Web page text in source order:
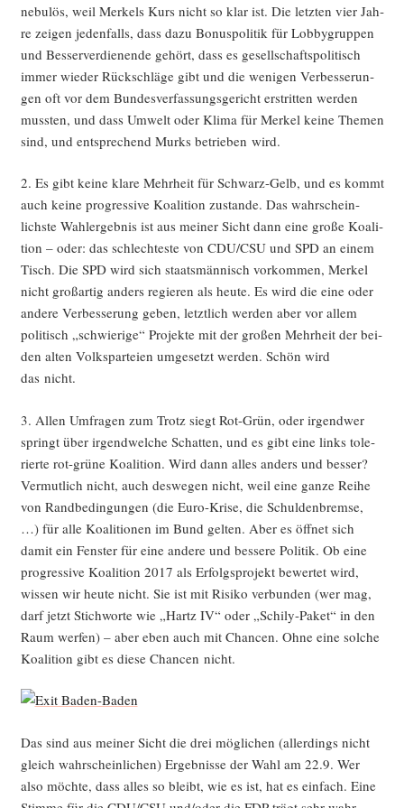
nebu­lös, weil Mer­kels Kurs nicht so klar ist. Die letz­ten vier Jah­
re zei­gen jeden­falls, dass dazu Bonus­po­li­tik für Lob­by­grup­pen
und Bes­ser­ver­die­nen­de gehört, dass es gesell­schafts­po­li­tisch
immer wie­der Rück­schlä­ge gibt und die weni­gen Ver­bes­se­run­
gen oft vor dem Bun­des­ver­fas­sungs­ge­richt erstrit­ten wer­den
muss­ten, und dass Umwelt oder Kli­ma für Mer­kel kei­ne The­men
sind, und ent­spre­chend Murks betrie­ben wird.
2. Es gibt kei­ne kla­re Mehr­heit für Schwarz-Gelb, und es kommt
auch kei­ne pro­gres­si­ve Koali­ti­on zustan­de. Das wahr­schein­
lichs­te Wahl­er­geb­nis ist aus mei­ner Sicht dann eine gro­ße Koali­
ti­on – oder: das schlech­tes­te von CDU/CSU und SPD an einem
Tisch. Die SPD wird sich staats­män­nisch vor­kom­men, Mer­kel
nicht groß­ar­tig anders regie­ren als heu­te. Es wird die eine oder
ande­re Ver­bes­se­rung geben, letzt­lich wer­den aber vor allem
poli­tisch „schwie­ri­ge“ Pro­jek­te mit der gro­ßen Mehr­heit der bei­
den alten Volks­par­tei­en umge­setzt wer­den. Schön wird
das nicht.
3. Allen Umfra­gen zum Trotz siegt Rot-Grün, oder irgend­wer
springt über irgend­wel­che Schat­ten, und es gibt eine links tole­
rier­te rot-grü­ne Koali­ti­on. Wird dann alles anders und bes­ser?
Ver­mut­lich nicht, auch des­we­gen nicht, weil eine gan­ze Rei­he
von Rand­be­din­gun­gen (die Euro-Kri­se, die Schul­den­brem­se,
…) für alle Koali­tio­nen im Bund gel­ten. Aber es öff­net sich
damit ein Fens­ter für eine ande­re und bes­se­re Poli­tik. Ob eine
pro­gres­si­ve Koali­ti­on 2017 als Erfolgs­pro­jekt bewer­tet wird,
wis­sen wir heu­te nicht. Sie ist mit Risi­ko ver­bun­den (wer mag,
darf jetzt Stich­wor­te wie „Hartz IV“ oder „Schi­ly-Paket“ in den
Raum wer­fen) – aber eben auch mit Chan­cen. Ohne eine sol­che
Koali­ti­on gibt es die­se Chan­cen nicht.
Das sind aus mei­ner Sicht die drei mög­li­chen (aller­dings nicht
gleich wahr­schein­li­chen) Ergeb­nis­se der Wahl am 22.9. Wer
also möch­te, dass alles so bleibt, wie es ist, hat es ein­fach. Eine